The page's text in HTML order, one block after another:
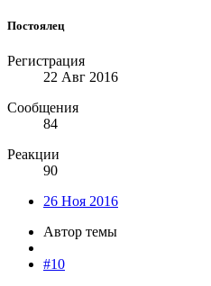
Постоялец
Регистрация
22 Авг 2016
Сообщения
84
Реакции
90
26 Ноя 2016
Автор темы
#10